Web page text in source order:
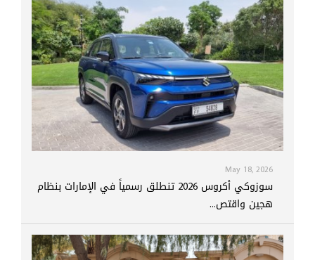
May 18, 2026
سوزوكي أكروس 2026 تنطلق رسمياً في الإمارات بنظام
هجين واقتص...